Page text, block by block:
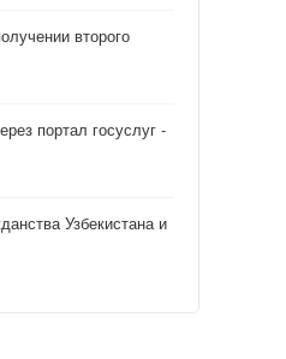
второго
портал госуслуг -
Узбекистана и